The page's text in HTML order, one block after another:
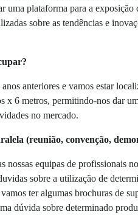
uma plataforma para a exposição
sobre as tendências e
anteriores e vamos estar
x 6 metros, permitindo-nos dar
no mercado.
(reunião, convenção,
nossas equipas de profissionais
sobre a utilização de
ter algumas brochuras de
dúvida sobre determinado